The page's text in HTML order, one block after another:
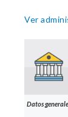
Ver
Datos